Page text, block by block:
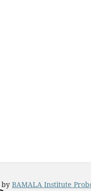
by BAMALA Institute